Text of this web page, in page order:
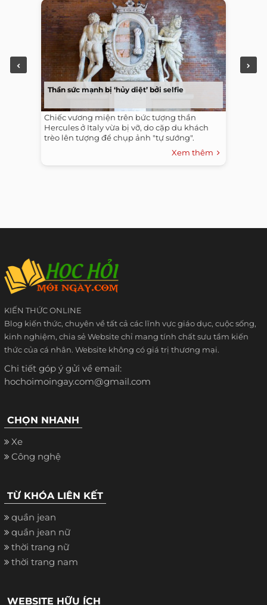
Thần sức mạnh bị ‘hủy diệt’ bởi selfie
Chiếc vương miện trên bức tượng thần
Hercules ở Italy vừa bị vỡ, do cặp du khách
trèo lên tượng để chụp ảnh "tự sướng".
Xem thêm
KIẾN THỨC ONLINE
Blog kiến thức, chuyên về tất cả các lĩnh vực giáo dục, cuộc sống,
kinh nghiệm, chia sẻ Website chỉ mang tính chất sưu tầm kiến
thức của cá nhân. Website không có giá trị thương mại.
Chi tiết góp ý gửi về email:
hochoimoingay.com@gmail.com
CHỌN NHANH
Xe
Công nghệ
TỪ KHÓA LIÊN KẾT
quần jean
quần jean nữ
thời trang nữ
thời trang nam
WEBSITE HỮU ÍCH